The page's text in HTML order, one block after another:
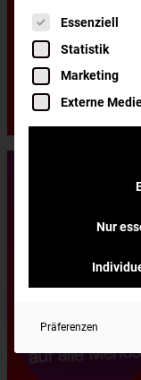
20%
auf
Es folgt eine
Essenziell
Statistik
Marketing
Externe
Nur
Präferenzen